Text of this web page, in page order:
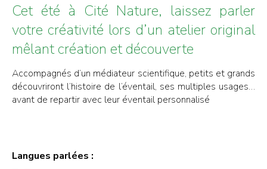
Cet été à Cité Nature, laissez parler
votre créativité lors d’un atelier original
mêlant création et découverte
Accompagnés d’un médiateur scientifique, petits et grands
découvriront l’histoire de l’éventail, ses multiples usages…
avant de repartir avec leur éventail personnalisé
Langues parlées :